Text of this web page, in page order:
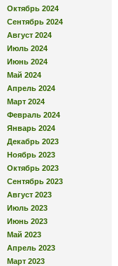
Октябрь 2024
Сентябрь 2024
Август 2024
Июль 2024
Июнь 2024
Май 2024
Апрель 2024
Март 2024
Февраль 2024
Январь 2024
Декабрь 2023
Ноябрь 2023
Октябрь 2023
Сентябрь 2023
Август 2023
Июль 2023
Июнь 2023
Май 2023
Апрель 2023
Март 2023